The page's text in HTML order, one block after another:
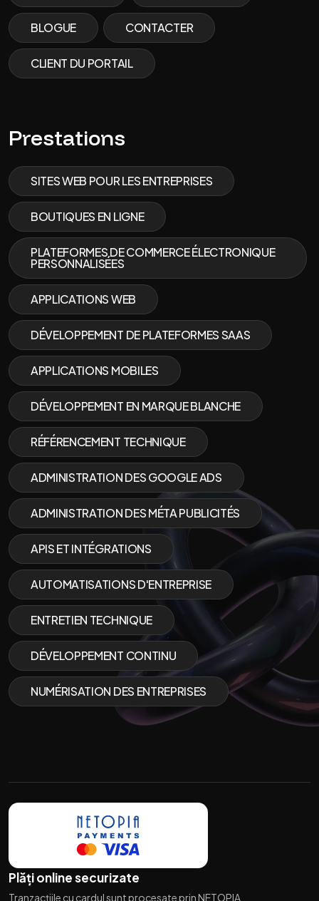
BLOGUE CONTACTER
CLIENT DU PORTAIL
Prestations
SITES WEB POUR LES ENTREPRISES
BOUTIQUES EN LIGNE
PLATEFORMES DE COMMERCE ÉLECTRONIQUE
PERSONNALISÉES
APPLICATIONS WEB
DÉVELOPPEMENT DE PLATEFORMES SAAS
APPLICATIONS MOBILES
DÉVELOPPEMENT EN MARQUE BLANCHE
RÉFÉRENCEMENT TECHNIQUE
ADMINISTRATION DES GOOGLE ADS
ADMINISTRATION DES MÉTA PUBLICITÉS
APIS ET INTÉGRATIONS
AUTOMATISATIONS D'ENTREPRISE
ENTRETIEN TECHNIQUE
DÉVELOPPEMENT CONTINU
NUMÉRISATION DES ENTREPRISES
Plăți online securizate
Tranzacțiile cu cardul sunt procesate prin NETOPIA